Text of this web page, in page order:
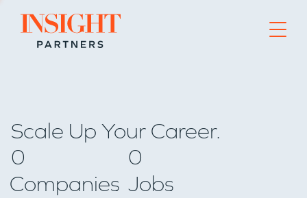
Go to home page
Scale Up Your Career.
0
Companies
0
Jobs